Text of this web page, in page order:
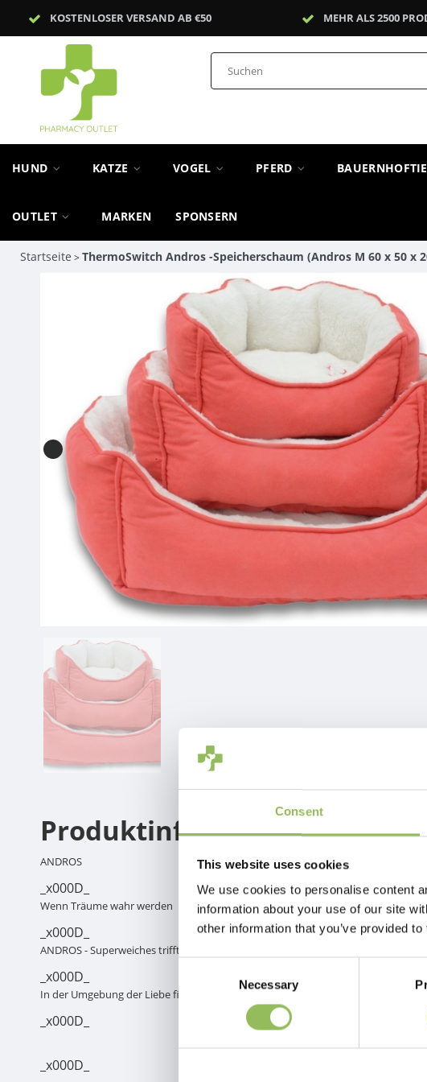
Consent
This website uses cookies
We use cookies to personalise content
information about your use of our site
other information that you’ve provided
Necessary
KOSTENLOSER VERSAND AB €50 MEHR ALS 2500
HUND KATZE VOGEL PFERD
OUTLET MARKEN SPONSERN
Startseite >ThermoSwitch Andros -Speicherschaum (Andros M 60 x 50 x
Produktinformation
ANDROS
_x000D_
Wenn Träume wahr werden
_x000D_
ANDROS - Superweiches trifft auf Teddy-Stil.
_x000D_
In der Umgebung der Liebe findet jeder sein Zuhause...
_x000D_
_x000D_